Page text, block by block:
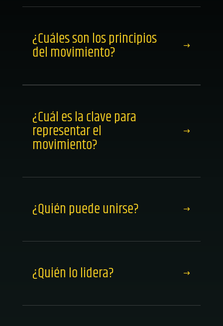
¿Cuáles son los principios
del movimiento?
¿Cuál es la clave para
representar el
movimiento?
¿Quién puede unirse?
¿Quién lo lidera?